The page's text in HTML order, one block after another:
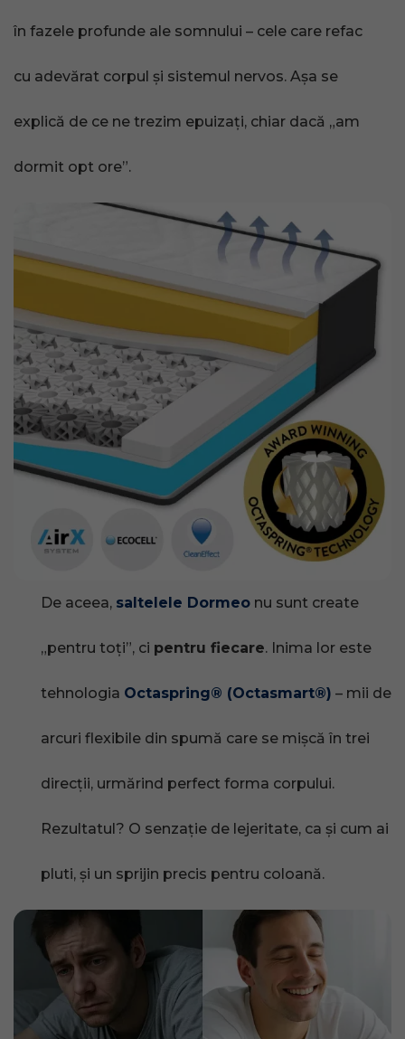
în fazele profunde ale somnului – cele care refac
cu adevărat corpul și sistemul nervos. Așa se
explică de ce ne trezim epuizați, chiar dacă „am
dormit opt ore”.
De aceea, saltelele Dormeo nu sunt create
„pentru toți”, ci pentru fiecare. Inima lor este
tehnologia Octaspring® (Octasmart®) – mii de
arcuri flexibile din spumă care se mișcă în trei
direcții, urmărind perfect forma corpului.
Rezultatul? O senzație de lejeritate, ca și cum ai
pluti, și un sprijin precis pentru coloană.